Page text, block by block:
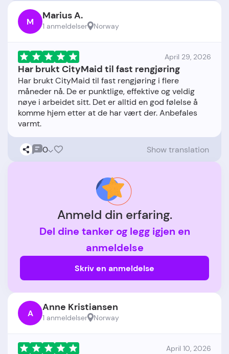
M Marius A.
1 anmeldelser Norway
April 29, 2026
Har brukt CityMaid til fast rengjøring
Har brukt CityMaid til fast rengjøring i flere
måneder nå. De er punktlige, effektive og veldig
nøye i arbeidet sitt. Det er alltid en god følelse å
komme hjem etter at de har vært der. Anbefales
0 Show translation
Anmeld din erfaring.
Del dine tanker og legg igjen en
anmeldelse
Skriv en anmeldelse
A Anne Kristiansen
1 anmeldelser Norway
April 10, 2026